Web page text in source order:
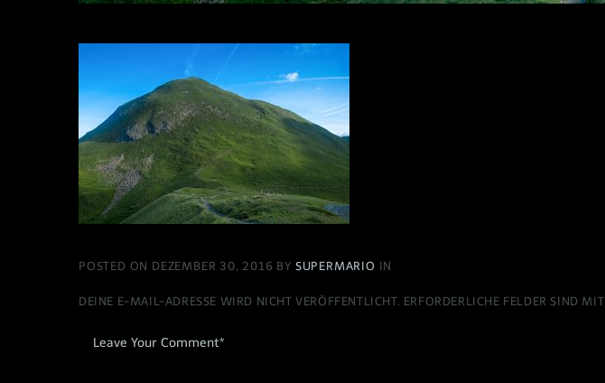
POSTED ON DEZEMBER 30, 2016 BY SUPERMARIO IN
DEINE E-MAIL-ADRESSE WIRD NICHT VERÖFFENTLICHT. ERFORDERLICHE FELDER SIND MIT